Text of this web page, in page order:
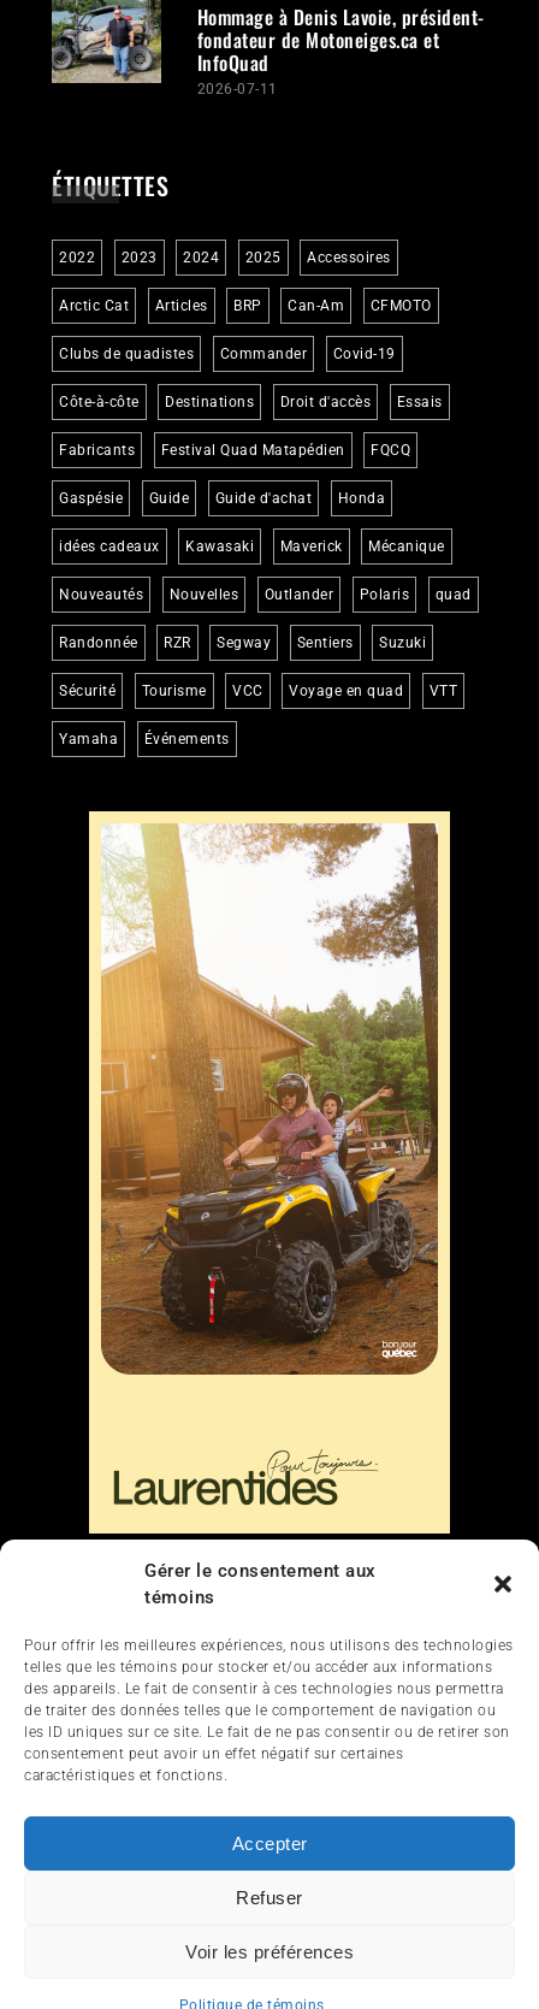
Gérer le consentement aux
témoins
Pour offrir les meilleures expériences, nous utilisons des technologies
telles que les témoins pour stocker et/ou accéder aux informations
des appareils. Le fait de consentir à ces technologies nous permettra
de traiter des données telles que le comportement de navigation ou
les ID uniques sur ce site. Le fait de ne pas consentir ou de retirer son
consentement peut avoir un effet négatif sur certaines
caractéristiques et fonctions.
Accepter
Refuser
Voir les préférences
Politique de témoins
Hommage à Denis Lavoie, président-
fondateur de Motoneiges.ca et
InfoQuad
2026-07-11
ÉTIQUETTES
2022 2023 2024 2025 Accessoires
Arctic Cat Articles BRP Can-Am CFMOTO
Clubs de quadistes Commander Covid-19
Côte-à-côte Destinations Droit d'accès Essais
Fabricants Festival Quad Matapédien FQCQ
Gaspésie Guide Guide d'achat Honda
idées cadeaux Kawasaki Maverick Mécanique
Nouveautés Nouvelles Outlander Polaris quad
Randonnée RZR Segway Sentiers Suzuki
Sécurité Tourisme VCC Voyage en quad VTT
Yamaha Événements
Nous contacter
ACTUALITÉ
ESSAIS
SERVICES ET TOURISME